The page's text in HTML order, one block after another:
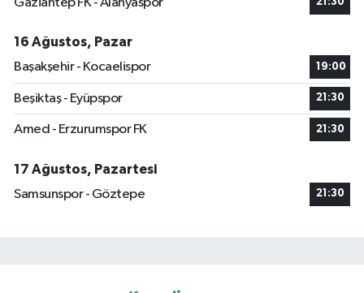
Gaziantep FK - Alanyaspor 21:30
16 Ağustos, Pazar
Başakşehir - Kocaelispor
19:00
Beşiktaş - Eyüpspor 21:30
Amed - Erzurumspor FK 21:30
17 Ağustos, Pazartesi
Samsunspor - Göztepe
21:30